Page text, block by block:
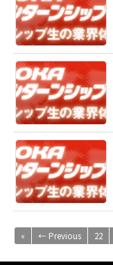
« ← Previous 22